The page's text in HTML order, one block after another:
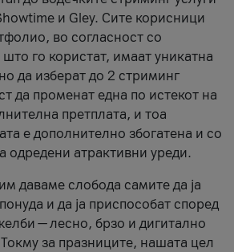
и Gley. Сите корисници
во согласност со
го користат, имаат уникатна
да изберат до 2 стриминг
да променат една по истекот на
претплата, и тоа
е дополнително збогатена и со
одредени атрактивни уреди.
даваме слобода самите да ја
и да ја приспособат според
— лесно, брзо и дигитално
за празниците, нашата цел